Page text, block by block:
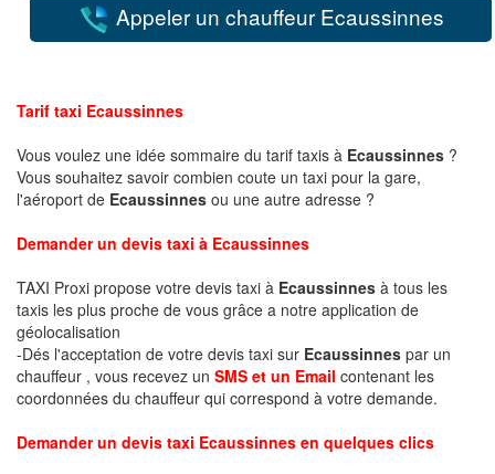
Appeler un chauffeur Ecaussinnes
Tarif taxi Ecaussinnes
Vous voulez une idée sommaire du tarif taxis à Ecaussinnes ?
Vous souhaitez savoir combien coute un taxi pour la gare,
l'aéroport de Ecaussinnes ou une autre adresse ?
Demander un devis taxi à Ecaussinnes
TAXI Proxi propose votre devis taxi à Ecaussinnes à tous les
taxis les plus proche de vous grâce a notre application de
géolocalisation
-Dés l'acceptation de votre devis taxi sur Ecaussinnes par un
chauffeur , vous recevez un SMS et un Email contenant les
coordonnées du chauffeur qui correspond à votre demande.
Demander un devis taxi Ecaussinnes en quelques clics